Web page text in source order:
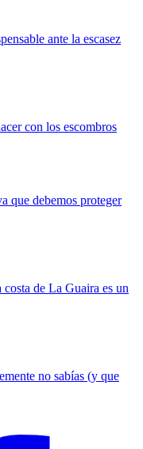
ante la escasez
con los escombros
que debemos proteger
de La Guaira es un
no sabías (y que